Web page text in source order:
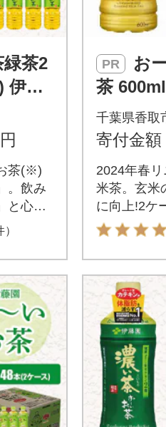
伊藤
円
茶(※)
。飲み
と心地
PR
茶
ス) 伊藤
ル 飲料
千葉県香取
寄付金額
2024年春
米茶。玄米
に向上!2ケ